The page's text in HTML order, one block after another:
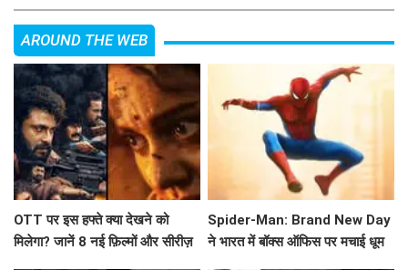
AROUND THE WEB
OTT पर इस हफ्ते क्या देखने को
मिलेगा? जानें 8 नई फ़िल्मों और सीरीज़
Spider-Man: Brand New Day
ने भारत में बॉक्स ऑफिस पर मचाई धूम